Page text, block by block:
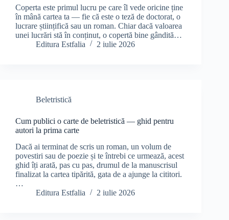
Coperta este primul lucru pe care îl vede oricine ține
în mână cartea ta — fie că este o teză de doctorat, o
lucrare științifică sau un roman. Chiar dacă valoarea
unei lucrări stă în conținut, o copertă bine gândită…
Editura Estfalia
2 iulie 2026
Beletristică
Cum publici o carte de beletristică — ghid pentru
autori la prima carte
Dacă ai terminat de scris un roman, un volum de
povestiri sau de poezie și te întrebi ce urmează, acest
ghid îți arată, pas cu pas, drumul de la manuscrisul
finalizat la cartea tipărită, gata de a ajunge la cititori.
…
Editura Estfalia
2 iulie 2026